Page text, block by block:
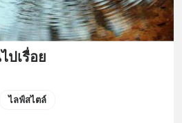
ปเรื่อย
ไลฟ์สไตล์